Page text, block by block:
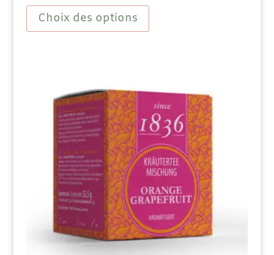
à
14,40 €
Choix des options
produit
plusieurs
choisies
sur
la
page
du
produit